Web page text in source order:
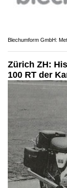
Blechumform GmbH:
Zürich ZH:
100 RT der